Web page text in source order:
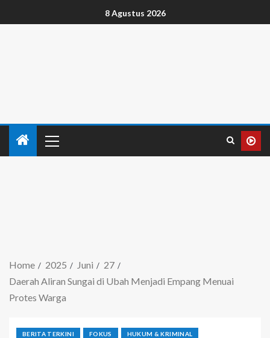
8 Agustus 2026
Home 2025 Juni
27
Daerah Aliran Sungai di Ubah Menjadi Empang Menuai
Protes Warga
BERITA TERKINI FOKUS HUKUM & KRIMINAL